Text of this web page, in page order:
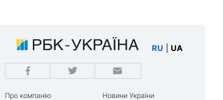
RU UA
Про компанію
Новини України